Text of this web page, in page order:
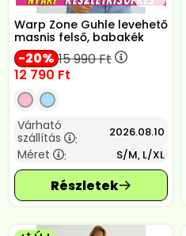
Warp Zone Guhle levehető
masnis felső, babakék
20 15 990Ft
12 790 Ft
Várható
szállítás
: 2026.08.10
Méret : S/M, L/XL